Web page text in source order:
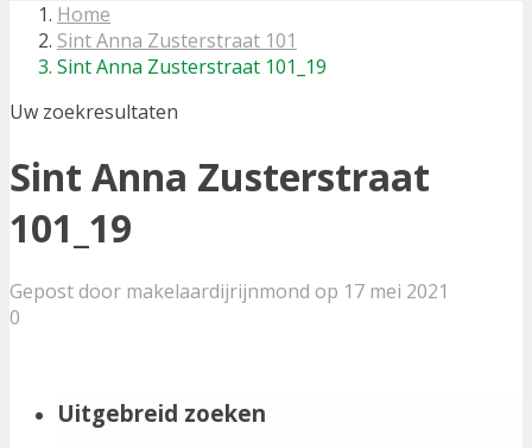
Home
Sint Anna Zusterstraat 101
Sint Anna Zusterstraat 101_19
Uw zoekresultaten
Sint Anna Zusterstraat
101_19
Gepost door makelaardijrijnmond op 17 mei 2021
0
Uitgebreid zoeken